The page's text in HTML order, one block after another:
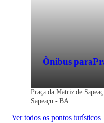
Ônibus para
Praça da Matriz de
Sapeaçu - BA.
Ver todos os pontos turísticos